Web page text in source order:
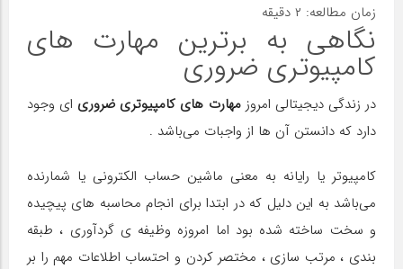
زمان مطالعه: ۲ دقیقه
نگاهی به برترین مهارت های
کامپیوتری ضروری
در زندگی دیجیتالی امروزمهارت های کامپیوتری ضروری ای وجود
دارد که دانستن آن ها از واجبات می‌باشد .
کامپیوتر یا رایانه به معنی ماشین حساب الکترونی یا شمارنده
می‌باشد به این دلیل که در ابتدا برای انجام محاسبه های پیچیده
و سخت ساخته شده بود ‌اما امروزه وظیفه ی گردآوری ، طبقه
بندی ، مرتب سازی ، مختصر کردن و احتساب اطلاعات مهم را بر